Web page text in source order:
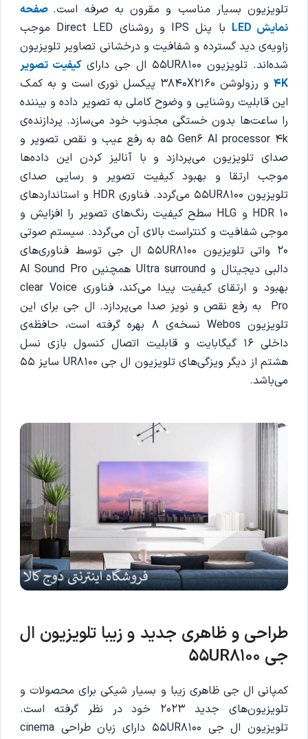
تلویزیون‌ بسیار مناسب و مقرون به صرفه است. صفحه
نمایش LED
با پنل IPS و روشنای Direct LED موجب
زاویه‌ی دید گسترده و شفافیت و درخشانی تصاویر تلویزیون
شده‌اند. تلویزیون 55UR8100 ال جی دارای
کیفیت تصویر
4K
و رزولوشن 3840X2160 پیکسل نوری است و به کمک
این قابلیت روشنایی و وضوح کاملی به تصویر داده و بیننده
را ساعت‌ها بدون خستگی مجذوب خود می‌سازد. پردازنده‌ی
a5 Gen6 Al processor 4k به رفع عیب و نقص تصویر و
صدای تلویزیون می‌پردازد و با آنالیز کردن این داده‌ها
موجب ارتقا و بهبود کیفیت تصویر و رسایی صدای
تلویزیون 55UR8100 می‌گردد. فناوری HDR و استاندارد‌های
HDR 10 و HLG سطح کیفیت رنگ‌های تصویر را افزایش و
موجی شفافیت و کنتراست بالای آن می‌گردد. سیستم صوتی
20 واتی تلویزیون 55UR8100 ال جی توسط فناوری‌های
دالبی دیجیتال و Ultra surround همچنین Al Sound Pro
بهبود و ارتقای کیفیت پیدا می‌کند‌، فناوری clear Voice
Pro به رفع نقص و نویز صدا می‌پردازد. ال جی برای این
تلویزیون Webos نسخه‌ی 8 بهره گرفته است، حافظه‌ی
داخلی 16 گیگابایت و قابلیت اتصال کنسول بازی نسل
هشتم از دیگر ویزگی‌های تلویزیون ال جی UR8100 سایز 55
می‌باشد.
طراحی و ظاهری جدید و زیبا تلویزیون ال
جی 55UR8100
کمپانی ال جی ظاهری زیبا و بسیار شیکی برای محصولات و
تلویزیون‌های جدید 2023 خود در نظر گرفته است.
تلویزیون ال جی 55UR8100 دارای زبان طراحی cinema